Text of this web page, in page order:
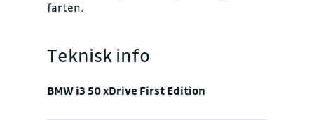
farten.
Teknisk info
BMW i3 50 xDrive First Edition